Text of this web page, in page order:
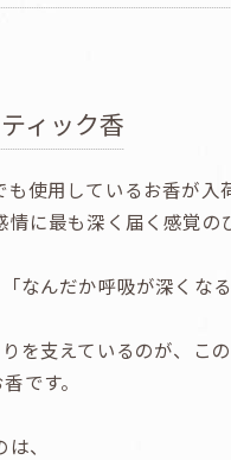
ィック香
使用しているお香が入
に最も深く届く感覚の
なんだか呼吸が深くな
を支えているのが、こ
です。
、